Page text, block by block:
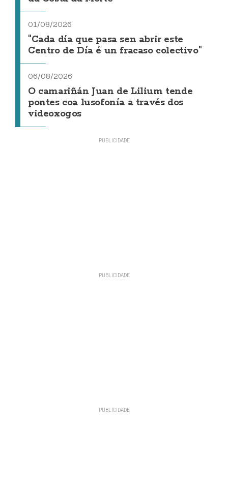
01/08/2026
"Cada día que pasa sen abrir este
Centro de Día é un fracaso colectivo"
06/08/2026
O camariñán Juan de Lilium tende
pontes coa lusofonía a través dos
videoxogos